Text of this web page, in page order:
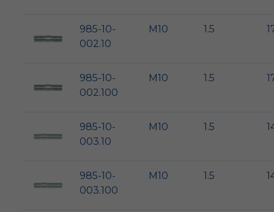
985-10-
002.10
M10 1.5
985-10-
002.100
M10 1.5
985-10-
003.10
M10 1.5
985-10-
003.100
M10 1.5